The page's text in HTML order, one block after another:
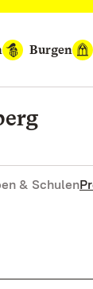
Burgen
& Schulen